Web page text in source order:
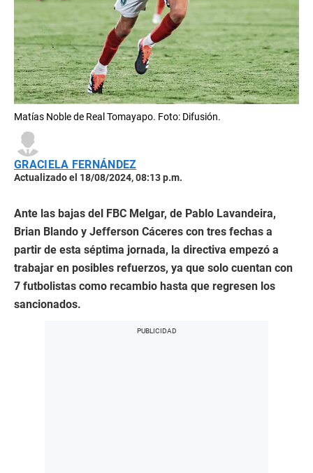
Matías Noble de Real Tomayapo. Foto: Difusión.
GRACIELA FERNÁNDEZ
Actualizado el 18/08/2024, 08:13 p.m.
Ante las bajas del FBC Melgar, de Pablo Lavandeira,
Brian Blando y Jefferson Cáceres con tres fechas a
partir de esta séptima jornada, la directiva empezó a
trabajar en posibles refuerzos, ya que solo cuentan con
7 futbolistas como recambio hasta que regresen los
sancionados.